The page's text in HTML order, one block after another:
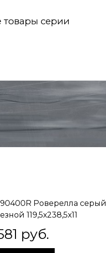
товары серии
Роверелла серый
119,5х238,5х11
руб.